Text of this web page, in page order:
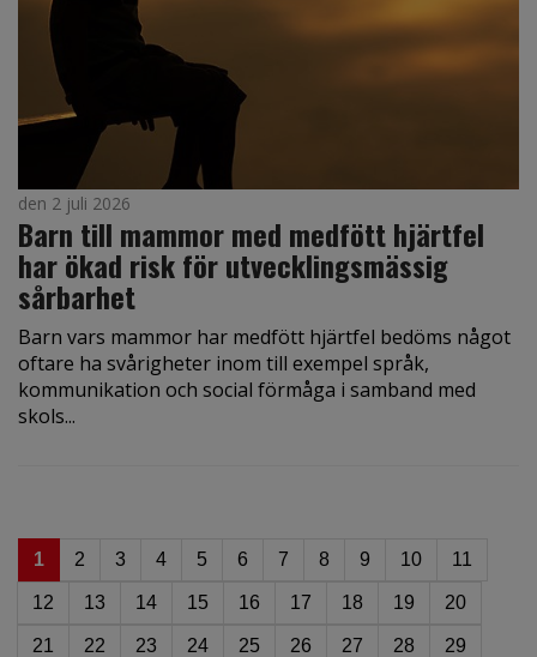
den 2 juli 2026
Barn till mammor med medfött hjärtfel
har ökad risk för utvecklingsmässig
sårbarhet
Barn vars mammor har medfött hjärtfel bedöms något
oftare ha svårigheter inom till exempel språk,
kommunikation och social förmåga i samband med
skols...
1 2 3 4 5 6 7 8 9 10 11
12 13 14 15 16 17 18 19 20
21 22 23 24 25 26 27 28 29